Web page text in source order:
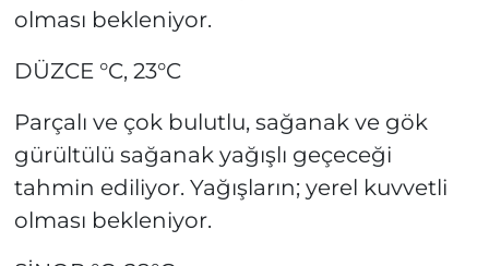
olması bekleniyor.
DÜZCE °C, 23°C
Parçalı ve çok bulutlu, sağanak ve gök
gürültülü sağanak yağışlı geçeceği
tahmin ediliyor. Yağışların; yerel kuvvetli
olması bekleniyor.